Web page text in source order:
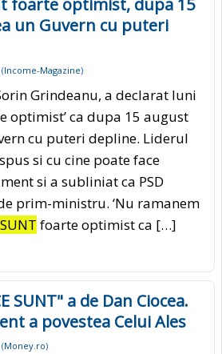
foarte optimist, dupa 15
un Guvern cu puteri
(Income-Magazine)
Grindeanu, a declarat luni
optimist’ ca dupa 15 august
cu puteri depline. Liderul
si cu cine poate face
si a subliniat ca PSD
prim-ministru. ‘Nu ramanem
foarte optimist ca […]
SUNT" a de Dan Ciocea.
a povestea Celui Ales
(Money.ro)